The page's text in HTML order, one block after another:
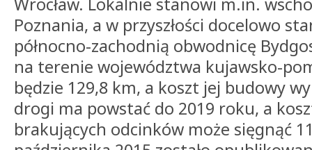
Poznania, a w przyszłości docelowo
północno-zachodnią obwodnicę
na terenie województwa kujawsko-
będzie 129,8 km, a koszt jej budowy
drogi ma powstać do 2019 roku, a
brakujących odcinków może sięgnąć